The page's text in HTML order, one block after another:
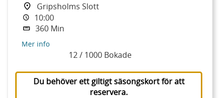
Gripsholms Slott
10:00
360 Min
Mer info
12 / 1000 Bokade
Du behöver ett giltigt säsongskort för att
reservera.